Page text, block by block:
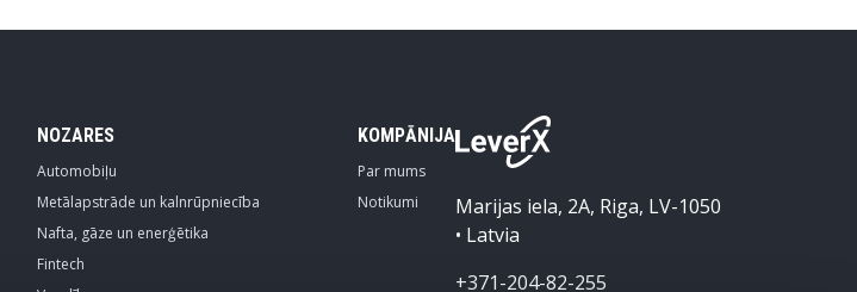
NOZARES
Automobiļu
Metālapstrāde un kalnrūpniecība
Nafta, gāze un enerģētika
Fintech
KOMPĀNIJA
Par mums
Notikumi
Marijas iela, 2A, Riga, LV-1050
• Latvia
+371-204-82-255